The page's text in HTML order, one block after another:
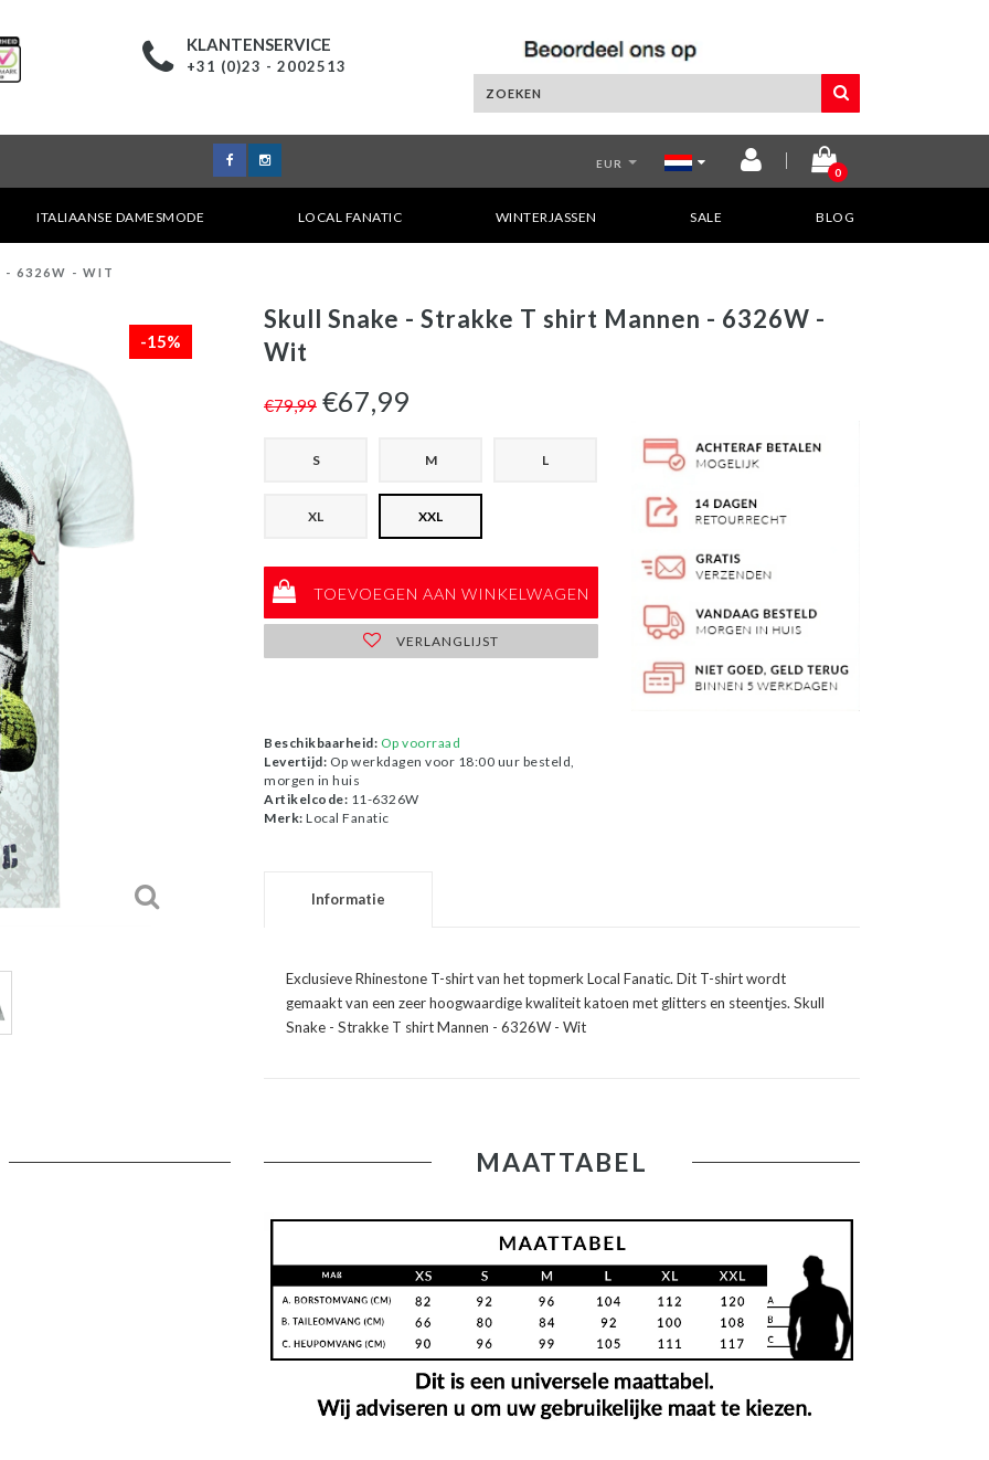
KLANTENSERVICE
+31 (0)23 - 2002513
EUR
0
ITALIAANSE DAMESMODE LOCAL FANATIC WINTERJASSEN SALE BLOG
- 6326W - WIT
-15%
Skull Snake - Strakke T shirt Mannen - 6326W -
Wit
€79,99 €67,99
S M L
XL XXL
TOEVOEGEN AAN WINKELWAGEN
VERLANGLIJST
Beschikbaarheid: Op voorraad
Levertijd: Op werkdagen voor 18:00 uur besteld,
morgen in huis
Artikelcode: 11-6326W
Merk: Local Fanatic
Informatie
Exclusieve Rhinestone T-shirt van het topmerk Local Fanatic. Dit T-shirt wordt
gemaakt van een zeer hoogwaardige kwaliteit katoen met glitters en steentjes. Skull
Snake - Strakke T shirt Mannen - 6326W - Wit
MAATTABEL